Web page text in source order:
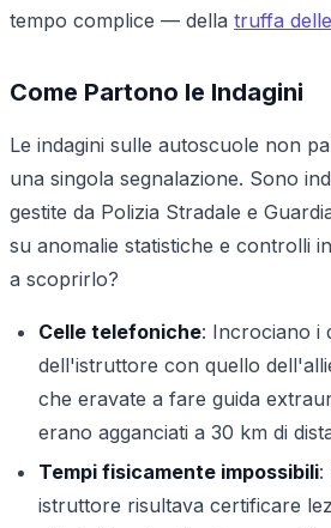
tempo complice — della truffa
Come Partono le Indagini
Le indagini sulle autoscuole non
una singola segnalazione. Sono
gestite da Polizia Stradale e
su anomalie statistiche e controlli
a scoprirlo?
Celle telefoniche: Incrociano i
dell'istruttore con quello
che eravate a fare guida
erano agganciati a 30 km di
Tempi fisicamente impossibili:
istruttore risultava certificare